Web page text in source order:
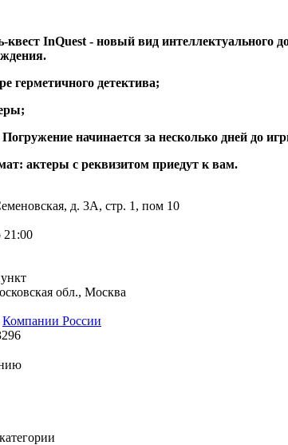
InQuest - новый вид
герметичного детектива;
начинается за несколько дней до
актеры с реквизитом приедут к вам.
д. 3А, стр. 1, пом 10
21:00
обл., Москва
Компании России